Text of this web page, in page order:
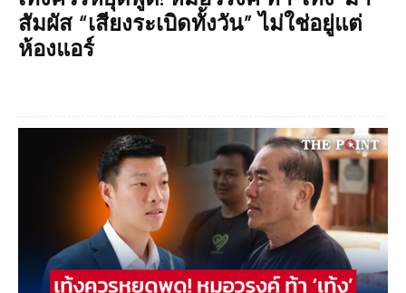
สัมผัส “เสียงระเบิดทั้งวัน” ไม่ใช่อยู่แต่
ห้องแอร์